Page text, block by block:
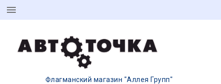
Флагманский магазин "Аллея Групп"